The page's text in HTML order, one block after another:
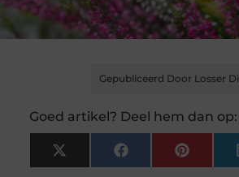
Gepubliceerd Door Losser
Goed artikel? Deel hem dan op:
X
(Twitter)
Facebook